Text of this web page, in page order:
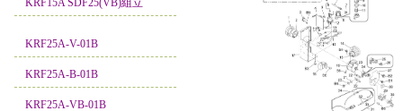
KRF25A-V-01B
KRF25A-B-01B
KRF25A-VB-01B